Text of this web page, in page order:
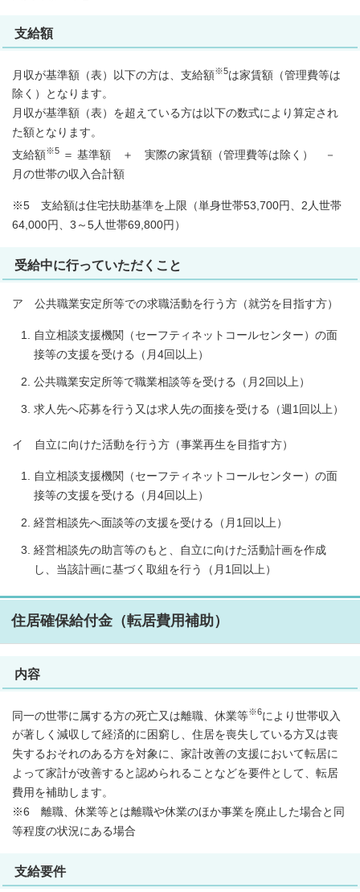
支給額
月収が基準額（表）以下の方は、支給額※5は家賃額（管理費等は
除く）となります。
月収が基準額（表）を超えている方は以下の数式により算定され
た額となります。
支給額※5 ＝ 基準額 ＋ 実際の家賃額（管理費等は除く） －
月の世帯の収入合計額
※5 支給額は住宅扶助基準を上限（単身世帯53,700円、2人世帯
64,000円、3～5人世帯69,800円）
受給中に行っていただくこと
ア 公共職業安定所等での求職活動を行う方（就労を目指す方）
自立相談支援機関（セーフティネットコールセンター）の面
接等の支援を受ける（月4回以上）
公共職業安定所等で職業相談等を受ける（月2回以上）
求人先へ応募を行う又は求人先の面接を受ける（週1回以上）
イ 自立に向けた活動を行う方（事業再生を目指す方）
自立相談支援機関（セーフティネットコールセンター）の面
接等の支援を受ける（月4回以上）
経営相談先へ面談等の支援を受ける（月1回以上）
経営相談先の助言等のもと、自立に向けた活動計画を作成
し、当該計画に基づく取組を行う（月1回以上）
住居確保給付金（転居費用補助）
内容
同一の世帯に属する方の死亡又は離職、休業等※6により世帯収入
が著しく減収して経済的に困窮し、住居を喪失している方又は喪
失するおそれのある方を対象に、家計改善の支援において転居に
よって家計が改善すると認められることなどを要件として、転居
費用を補助します。
※6 離職、休業等とは離職や休業のほか事業を廃止した場合と同
等程度の状況にある場合
支給要件